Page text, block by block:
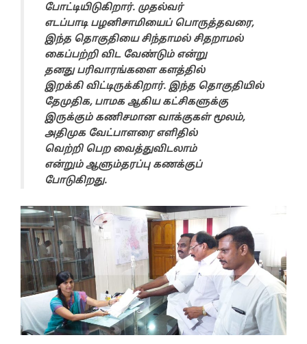
போட்டியிடுகிறார். முதல்வர்
எடப்பாடி பழனிசாமியைப் பொருத்தவரை,
இந்த தொகுதியை சிந்தாமல் சிதறாமல்
கைப்பற்றி விட வேண்டும் என்று
தனது பரிவாரங்களை களத்தில்
இறக்கி விட்டிருக்கிறார். இந்த தொகுதியில்
தேமுதிக, பாமக ஆகிய கட்சிகளுக்கு
இருக்கும் கணிசமான வாக்குகள் மூலம்,
அதிமுக வேட்பாளரை எளிதில்
வெற்றி பெற வைத்துவிடலாம்
என்றும் ஆளும்தரப்பு கணக்குப்
போடுகிறது.